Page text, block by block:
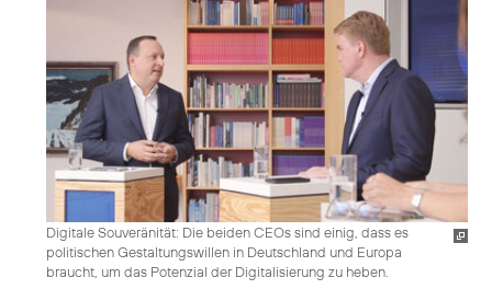
Digitale Souveränität: Die beiden CEOs sind einig, dass es
politischen Gestaltungswillen in Deutschland und Europa
braucht, um das Potenzial der Digitalisierung zu heben.